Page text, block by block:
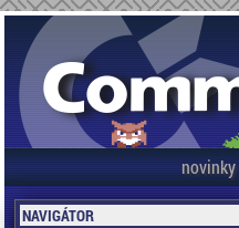
novinky
NAVIGÁTOR